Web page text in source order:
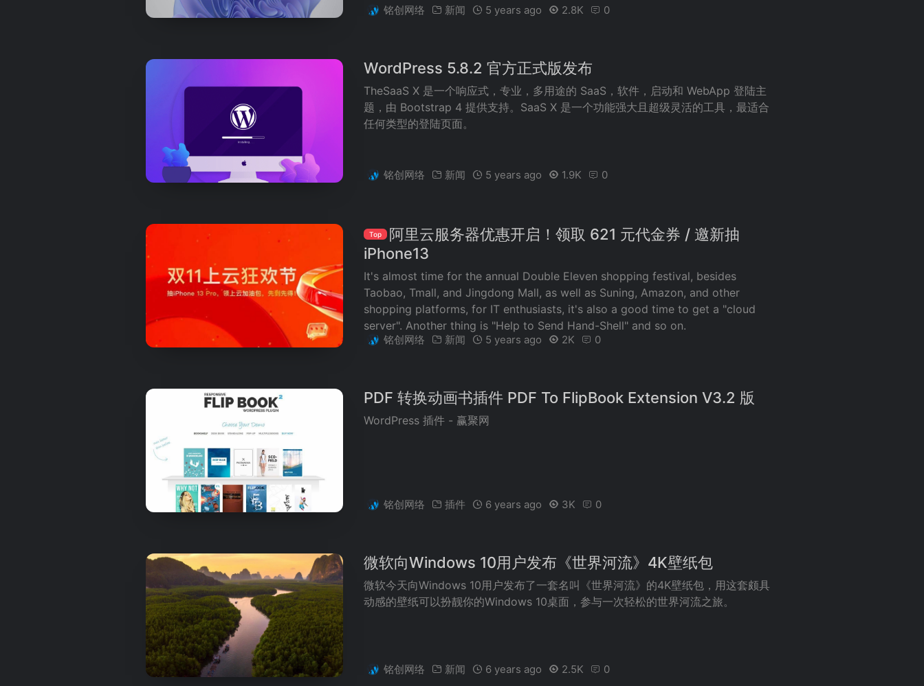
铭创网络 新闻 5 years ago 2.8K 0
WordPress 5.8.2 官方正式版发布
铭创网络 新闻 5 years ago 1.9K 0
TheSaaS X 是一个响应式，专业，多用途的 SaaS，软件，启动和 WebApp 登陆主
题，由 Bootstrap 4 提供支持。SaaS X 是一个功能强大且超级灵活的工具，最适合
任何类型的登陆页面。
Top
阿里云服务器优惠开启！领取 621 元代金券 / 邀新抽
iPhone13
铭创网络 新闻 5 years ago 2K 0
It's almost time for the annual Double Eleven shopping festival, besides
Taobao, Tmall, and Jingdong Mall, as well as Suning, Amazon, and other
shopping platforms, for IT enthusiasts, it's also a good time to get a "cloud
server". Another thing is "Help to Send Hand-Shell" and so on.
PDF 转换动画书插件 PDF To FlipBook Extension V3.2 版
铭创网络 插件 6 years ago 3K 0
WordPress 插件 - 赢聚网
微软向Windows 10用户发布《世界河流》4K壁纸包
铭创网络 新闻 6 years ago 2.5K 0
微软今天向Windows 10用户发布了一套名叫《世界河流》的4K壁纸包，用这套颇具
动感的壁纸可以扮靓你的Windows 10桌面，参与一次轻松的世界河流之旅。